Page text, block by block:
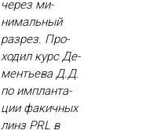
че­рез ми­
нималь­ный
раз­рез. Про­
ходил курс Де­
менть­ева Д.Д.
по им­план­та­
ции фа­кич­ных
линз PRL в